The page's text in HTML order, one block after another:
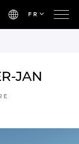
FR
JAN